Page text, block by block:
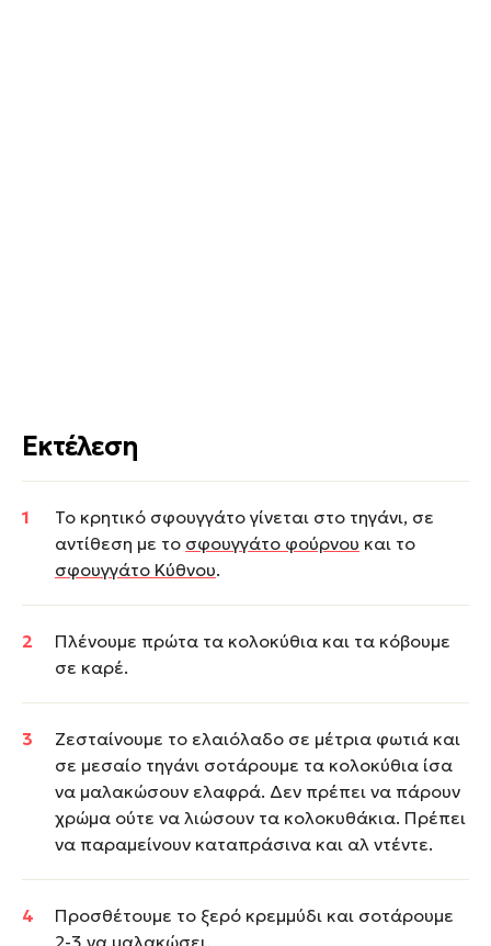
Εκτέλεση
Το κρητικό σφουγγάτο γίνεται στο τηγάνι, σε
αντίθεση με το σφουγγάτο φούρνου και το
σφουγγάτο Κύθνου.
Πλένουμε πρώτα τα κολοκύθια και τα κόβουμε
σε καρέ.
Ζεσταίνουμε το ελαιόλαδο σε μέτρια φωτιά και
σε μεσαίο τηγάνι σοτάρουμε τα κολοκύθια ίσα
να μαλακώσουν ελαφρά. Δεν πρέπει να πάρουν
χρώμα ούτε να λιώσουν τα κολοκυθάκια. Πρέπει
να παραμείνουν καταπράσινα και αλ ντέντε.
Προσθέτουμε το ξερό κρεμμύδι και σοτάρουμε
2-3 να μαλακώσει.